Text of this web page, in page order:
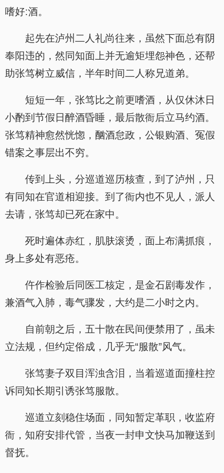
嗜好:酒。
起先在泸州二人礼尚往来，虽然下面总有阴
奉阳违的，然同知面上并无逾矩埋怨神色，还帮
助张笃树立威信，半年时间二人称兄道弟。
短短一年，张笃比之前更嗜酒，从仅休沐日
小酌到节假日醉酒昏睡，最后散衙后立马约酒。
张笃精神愈然恍惚，酗酒怠政，公银购酒、冤假
错案之事层出不穷。
传到上头，分巡道巡历核查，到了泸州，只
有同知在官道相迎接。到了衙内也不见人，派人
去请，张笃却已死在家中。
死时遍体赤红，肌肤滚烫，面上布满抓痕，
身上多处有恶疮。
仵作检验后同医工核定，是金石剧毒发作，
兼酒气入肺，毒气骤发，大约是二小时之内。
自前朝之后，五十散在民间便禁用了，虽未
立法规，但约定俗成，几乎无“服散”风气。
张笃妻子双目浑浊含泪，当着巡道面撞柱控
诉同知长期引诱张笃服散。
巡道立刻稳住场面，同知暂定革职，收监府
衙，知府安排代管，当夜一封申文快马加鞭送到
督抚。